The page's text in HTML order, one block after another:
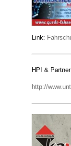
Link:
HPI &
http://